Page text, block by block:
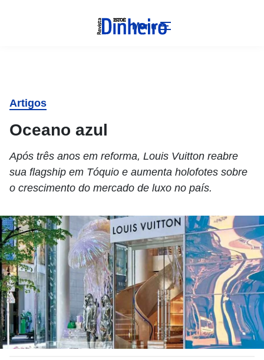
Menu
Artigos
Oceano azul
Após três anos em reforma, Louis Vuitton reabre
sua flagship em Tóquio e aumenta holofotes sobre
o crescimento do mercado de luxo no país.